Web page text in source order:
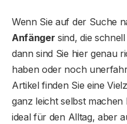
Wenn Sie auf der Suche
Anfänger sind, die
dann sind Sie hier genau
haben oder noch
Artikel finden Sie eine
ganz leicht selbst machen
ideal für den Alltag, aber